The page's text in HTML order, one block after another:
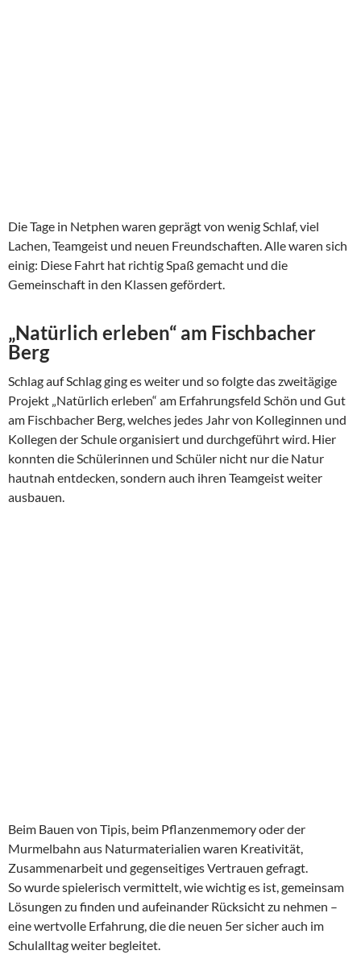
Die Tage in Netphen waren geprägt von wenig Schlaf, viel
Lachen, Teamgeist und neuen Freundschaften. Alle waren sich
einig: Diese Fahrt hat richtig Spaß gemacht und die
Gemeinschaft in den Klassen gefördert.
„Natürlich erleben“ am Fischbacher
Berg
Schlag auf Schlag ging es weiter und so folgte das zweitägige
Projekt „Natürlich erleben“ am Erfahrungsfeld Schön und Gut
am Fischbacher Berg, welches jedes Jahr von Kolleginnen und
Kollegen der Schule organisiert und durchgeführt wird. Hier
konnten die Schülerinnen und Schüler nicht nur die Natur
hautnah entdecken, sondern auch ihren Teamgeist weiter
ausbauen.
Beim Bauen von Tipis, beim Pflanzenmemory oder der
Murmelbahn aus Naturmaterialien waren Kreativität,
Zusammenarbeit und gegenseitiges Vertrauen gefragt.
So wurde spielerisch vermittelt, wie wichtig es ist, gemeinsam
Lösungen zu finden und aufeinander Rücksicht zu nehmen –
eine wertvolle Erfahrung, die die neuen 5er sicher auch im
Schulalltag weiter begleitet.